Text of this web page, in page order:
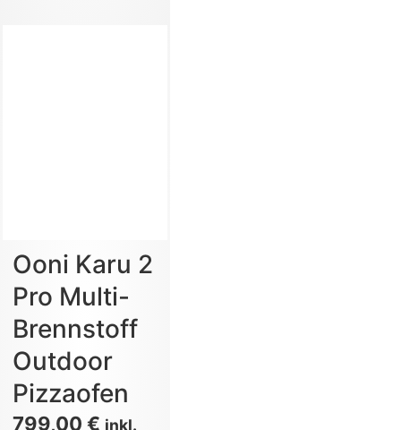
Ooni Karu 2
Pro Multi-
Brennstoff
Outdoor
Pizzaofen
799,00€ inkl.